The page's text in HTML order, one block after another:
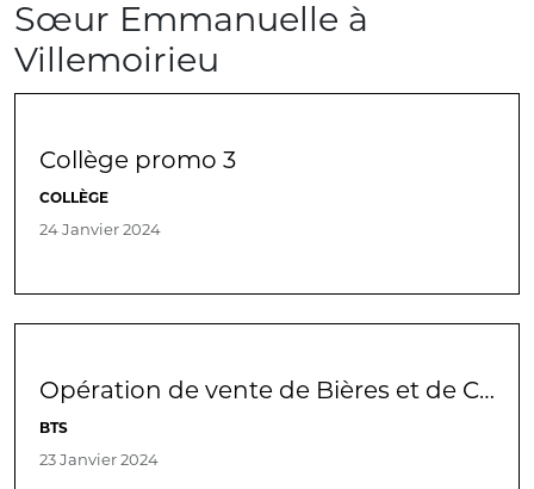
Sœur Emmanuelle à
Villemoirieu
Collège promo 3
COLLÈGE
24 Janvier 2024
Opération de vente de Bières et de Chocolats
BTS
23 Janvier 2024